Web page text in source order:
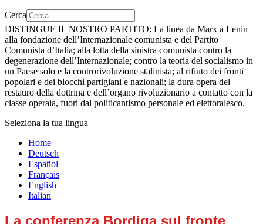
Cerca
DISTINGUE IL NOSTRO PARTITO: La linea da Marx a Lenin
alla fondazione dell’Internazionale comunista e del Partito
Comunista d’Italia; alla lotta della sinistra comunista contro la
degenerazione dell’Internazionale; contro la teoria del socialismo in
un Paese solo e la controrivoluzione stalinista; al rifiuto dei fronti
popolari e dei blocchi partigiani e nazionali; la dura opera del
restauro della dottrina e dell’organo rivoluzionario a contatto con la
classe operaia, fuori dal politicantismo personale ed elettoralesco.
Seleziona la tua lingua
Home
Deutsch
Español
Français
English
Italian